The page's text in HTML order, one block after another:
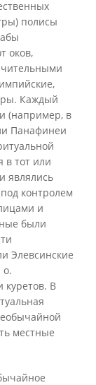
полисы
оков,
Каждый
(например, в
Панафинеи
тот или
являлись
контролем
и
были
Элевсинские
о.
куретов. В
местные